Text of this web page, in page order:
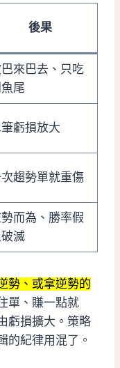
後果
來巴去、只吃
尾
虧損放大
趨勢單就重傷
而為、勝率假
滅
勢、或拿逆勢的
單、賺一點就
虧損擴大。策略
的紀律用混了。